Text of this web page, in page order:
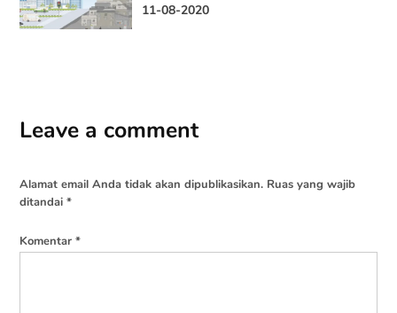
11-08-2020
Leave a comment
Alamat email Anda tidak akan dipublikasikan. Ruas yang wajib
ditandai*
Komentar*